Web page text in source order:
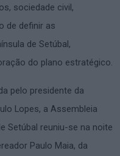
sociedade civil,
de definir as
de Setúbal,
do plano estratégico.
pelo presidente da
Lopes, a Assembleia
Setúbal reuniu-se na noite
Paulo Maia, da